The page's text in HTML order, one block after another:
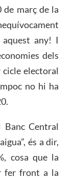
de març de la
any! I
dels
electoral
no hi ha
Central
és a dir,
cosa que la
fer front a la